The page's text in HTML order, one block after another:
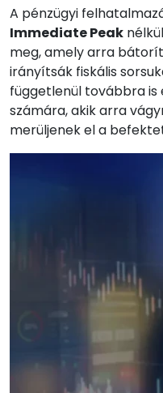
A pénzügyi
Immediate Peak
meg, amely arra
irányítsák fiskális
függetlenül továbbra is
számára, akik arra
merüljenek el a